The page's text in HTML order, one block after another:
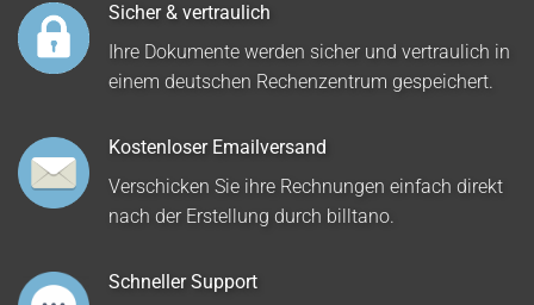
Sicher & vertraulich
Ihre Dokumente werden sicher und vertraulich in
einem deutschen Rechenzentrum gespeichert.
Kostenloser Emailversand
Verschicken Sie ihre Rechnungen einfach direkt
nach der Erstellung durch billtano.
Schneller Support